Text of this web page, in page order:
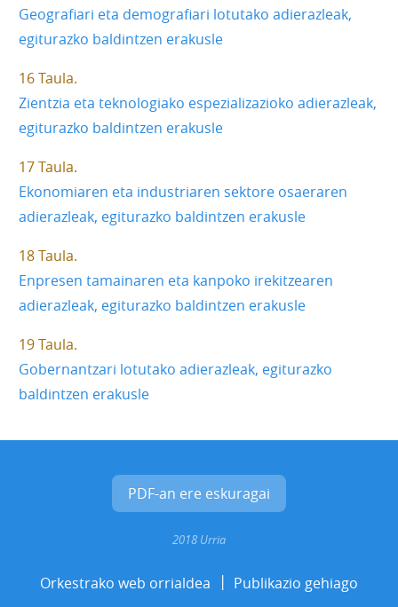
Geografiari eta demografiari lotutako adierazleak,
egiturazko baldintzen erakusle
16 Taula
Zientzia eta teknologiako espezializazioko adierazleak,
egiturazko baldintzen erakusle
17 Taula
Ekonomiaren eta industriaren sektore osaeraren
adierazleak, egiturazko baldintzen erakusle
18 Taula
Enpresen tamainaren eta kanpoko irekitzearen
adierazleak, egiturazko baldintzen erakusle
19 Taula
Gobernantzari lotutako adierazleak, egiturazko
baldintzen erakusle
PDF-an ere eskuragai
2018 Urria
Orkestrako web orrialdea Publikazio gehiago